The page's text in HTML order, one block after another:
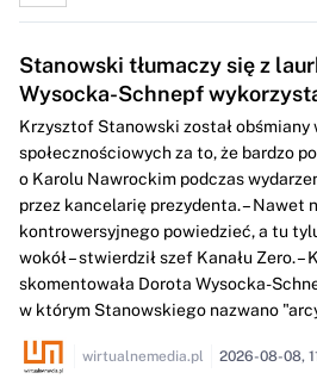
Stanowski tłumaczy się z
Wysocka-Schnepf
Krzysztof Stanowski został obśmiany
społecznościowych za to, że bardzo
o Karolu Nawrockim podczas
przez kancelarię prezydenta. – Nawet
kontrowersyjnego powiedzieć, a tu
wokół – stwierdził szef Kanału Zero. –
skomentowała Dorota Wysocka-
w którym Stanowskiego nazwano
wirtualnemedia.pl 2026-08-08,